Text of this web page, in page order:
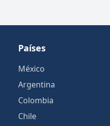
Países
México
Argentina
Colombia
Chile